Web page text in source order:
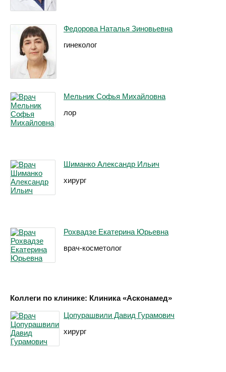
Федорова Наталья Зиновьевна
гинеколог
Мельник Софья Михайловна
лор
Шиманко Александр Ильич
хирург
Рохвадзе Екатерина Юрьевна
врач-косметолог
Коллеги по клинике: Клиника «Асконамед»
Цопурашвили Давид Гурамович
хирург